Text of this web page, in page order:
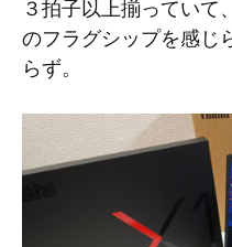
３拍子以上揃っていて
のフラグシップを感じ
らず。